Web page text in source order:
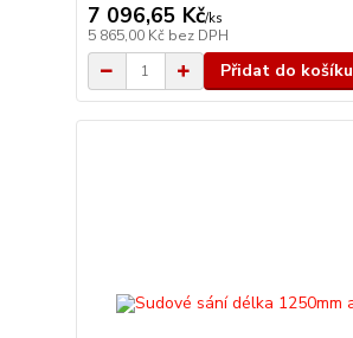
7 096,65 Kč/ks
5 865,00 Kč bez DPH
Přidat do košíku